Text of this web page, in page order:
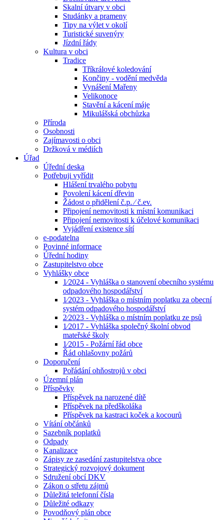
Skalní útvary v obci
Studánky a prameny
Tipy na výlet v okolí
Turistické suvenýry
Jízdní řády
Kultura v obci
Tradice
Tříkrálové koledování
Končiny - vodění medvěda
Vynášení Mařeny
Velikonoce
Stavění a kácení máje
Mikulášská obchůzka
Příroda
Osobnosti
Zajímavosti o obci
Držková v médiích
Úřad
Úřední deska
Potřebuji vyřídit
Hlášení trvalého pobytu
Povolení kácení dřevin
Žádost o přidělení č.p. ⁄ č.ev.
Připojení nemovitosti k místní komunikaci
Připojení nemovitosti k účelové komunikaci
Vyjádření existence sítí
e-podatelna
Povinné informace
Úřední hodiny
Zastupitelstvo obce
Vyhlášky obce
1⁄2024 - Vyhláška o stanovení obecního systému
odpadového hospodářství
1⁄2023 - Vyhláška o místním poplatku za obecní
systém odpadového hospodářství
2⁄2023 - Vyhláška o místním poplatku ze psů
1⁄2017 - Vyhláška společný školní obvod
mateřské školy
1⁄2015 - Požární řád obce
Řád ohlašovny požárů
Doporučení
Pořádání ohňostrojů v obci
Územní plán
Příspěvky
Příspěvek na narozené dítě
Příspěvek na předškoláka
Příspěvek na kastraci koček a kocourů
Vítání občánků
Sazebník poplatků
Odpady
Kanalizace
Zápisy ze zasedání zastupitelstva obce
Strategický rozvojový dokument
Sdružení obcí DKV
Zákon o střetu zájmů
Důležitá telefonní čísla
Důležité odkazy
Povodňový plán obce